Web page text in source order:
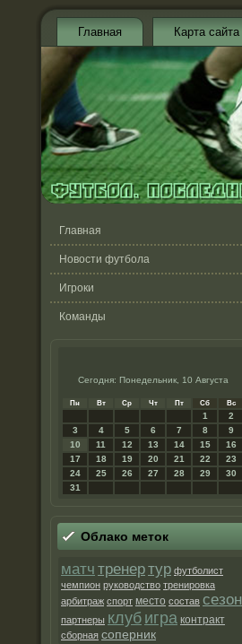
Главная Карта сайта
Главная
Новости футбола
Игроки
Команды
Сегодня: Понедельник, 10 Августа
Пн Вт Ср Чт Пт Сб Вс
1
2
3
4 5 6 7 8
9
10
11 12 13 14 15
16
17
18 19 20 21 22
23
24
25 26 27 28 29
30
31
Облако метοк
матч тренертур футболист
чемпион руководство тренировка
арбитраж спорт место состав сезон
партнеры клуб игра контракт
сборная соперник